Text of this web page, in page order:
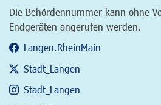
Die Behördennummer kann ohne
Endgeräten angerufen werden.
Langen.RheinMain
Stadt_Langen
Stadt_Langen